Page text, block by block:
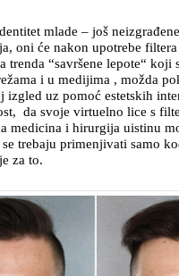
mlade – još
oni će nakon upotrebe
trenda “savršene lepote“ koji
i u medijima , možda
izgled uz pomoć estetskih
da svoje virtuelno lice s
medicina i hirurgija uistinu
trebaju primenjivati samo
za to.